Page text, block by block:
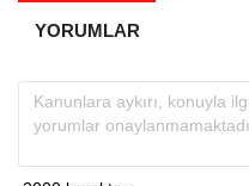
YORUMLAR